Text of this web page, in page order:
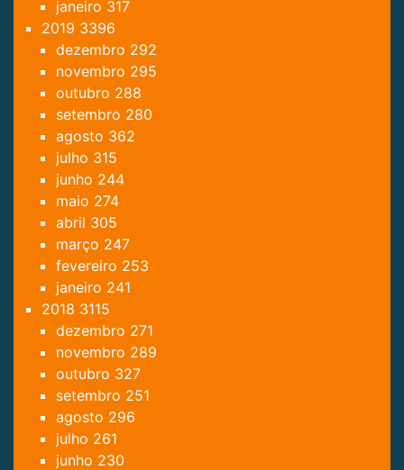
janeiro 317
2019 3396
dezembro 292
novembro 295
outubro 288
setembro 280
agosto 362
julho 315
junho 244
maio 274
abril 305
março 247
fevereiro 253
janeiro 241
2018 3115
dezembro 271
novembro 289
outubro 327
setembro 251
agosto 296
julho 261
junho 230